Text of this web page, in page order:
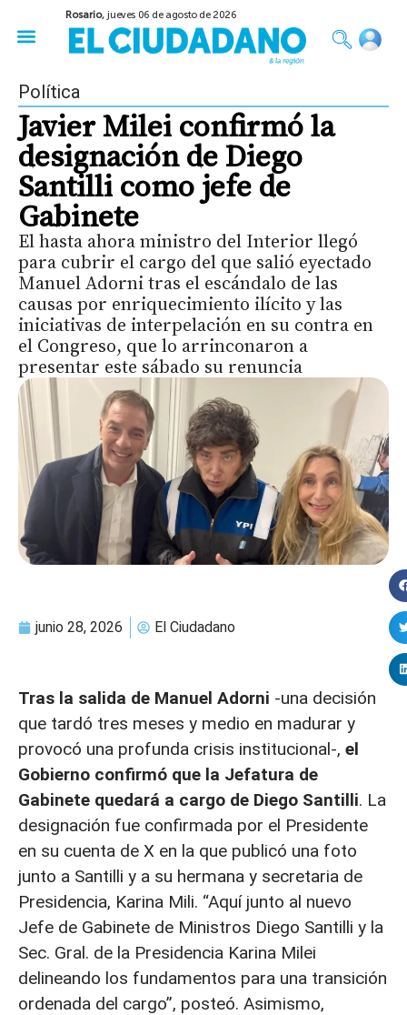
Rosario,jueves 06 de agosto de 2026
Política
Javier Milei confirmó la
designación de Diego
Santilli como jefe de
Gabinete
El hasta ahora ministro del Interior llegó
para cubrir el cargo del que salió eyectado
Manuel Adorni tras el escándalo de las
causas por enriquecimiento ilícito y las
iniciativas de interpelación en su contra en
el Congreso, que lo arrinconaron a
presentar este sábado su renuncia
junio 28, 2026 El Ciudadano
Tras la salida de Manuel Adorni -una decisión
que tardó tres meses y medio en madurar y
provocó una profunda crisis institucional-, el
Gobierno confirmó que la Jefatura de
Gabinete quedará a cargo de Diego Santilli. La
designación fue confirmada por el Presidente
en su cuenta de X en la que publicó una foto
junto a Santilli y a su hermana y secretaria de
Presidencia, Karina Mili. “Aquí junto al nuevo
Jefe de Gabinete de Ministros Diego Santilli y la
Sec. Gral. de la Presidencia Karina Milei
delineando los fundamentos para una transición
ordenada del cargo”, posteó. Asimismo,